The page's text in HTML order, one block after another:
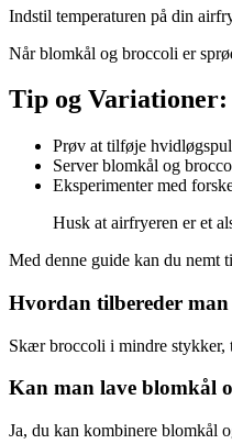
Indstil temperaturen på din
Når blomkål og broccoli er
Tip og Variationer:
Prøv at tilføje
Server blomkål og
Eksperimenter med
Husk at airfryeren er et
Med denne guide kan du nemt
Hvordan tilbereder
Skær broccoli i mindre stykker,
Kan man lave blomkål
Ja, du kan kombinere blomkål